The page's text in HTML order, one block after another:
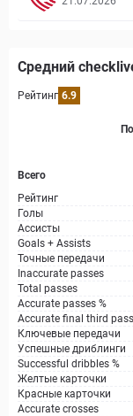
Средний
Рейтинг 6.9
Всего
Рейтинг
Голы
Ассисты
Goals + Assists
Точные передачи
Inaccurate passes
Total passes
Accurate passes %
Accurate final third
Ключевые передачи
Успешные дриблинги
Successful dribbles %
Желтые карточки
Красные карточки
Accurate crosses